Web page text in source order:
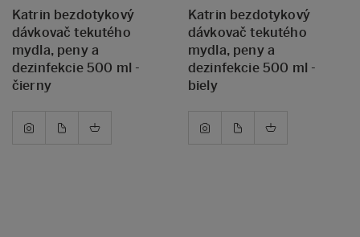
Katrin bezdotykový
dávkovač tekutého
mydla, peny a
dezinfekcie 500 ml -
čierny
Katrin bezdotykový
dávkovač tekutého
mydla, peny a
dezinfekcie 500 ml -
biely